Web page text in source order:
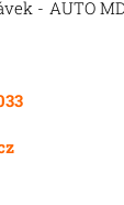
- AUTO